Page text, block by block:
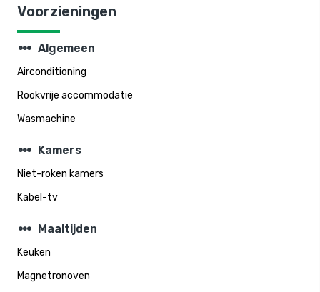
Voorzieningen
steppers Algemeen
Airconditioning
Rookvrije accommodatie
Wasmachine
steppers Kamers
Niet-roken kamers
Kabel-tv
steppers Maaltijden
Keuken
Magnetronoven